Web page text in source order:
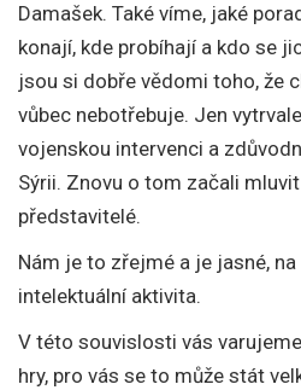
Damašek. Také víme, jaké
konají, kde probíhají a kdo se
jsou si dobře vědomi toho, že
vůbec nebotřebuje. Jen
vojenskou intervenci a
Sýrii. Znovu o tom začali
představitelé.
Nám je to zřejmé a je jasné,
intelektuální aktivita.
V této souvislosti vás
hry, pro vás se to může stát